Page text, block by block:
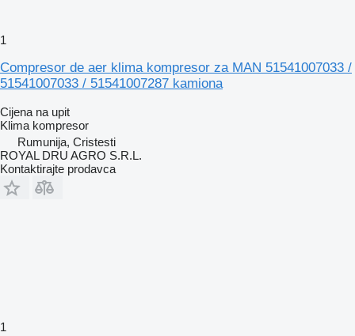
1
Compresor de aer klima kompresor za MAN 51541007033 /
51541007033 / 51541007287 kamiona
Cijena na upit
Klima kompresor
Rumunija, Cristesti
ROYAL DRU AGRO S.R.L.
Kontaktirajte prodavca
1